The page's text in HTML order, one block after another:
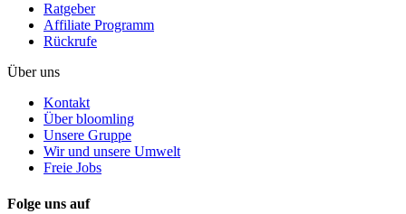
Ratgeber
Affiliate Programm
Rückrufe
Über uns
Kontakt
Über bloomling
Unsere Gruppe
Wir und unsere Umwelt
Freie Jobs
Folge uns auf